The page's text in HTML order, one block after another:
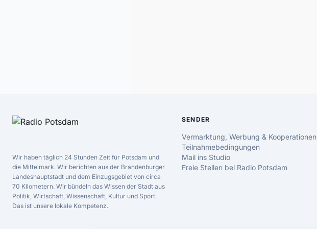
Wir haben täglich 24 Stunden Zeit für Potsdam und
die Mittelmark. Wir berichten aus der Brandenburger
Landeshauptstadt und dem Einzugsgebiet von circa
70 Kilometern. Wir bündeln das Wissen der Stadt aus
Politik, Wirtschaft, Wissenschaft, Kultur und Sport.
Das ist unsere lokale Kompetenz.
SENDER
Vermarktung, Werbung & Kooperationen
Teilnahmebedingungen
Mail ins Studio
Freie Stellen bei Radio Potsdam